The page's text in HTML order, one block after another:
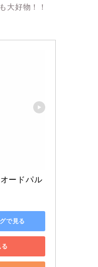
大好物！！
ードパル
で見る